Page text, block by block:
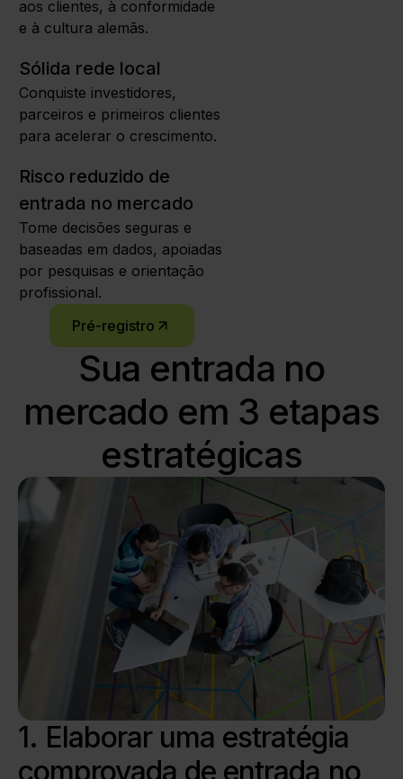
aos clientes, à conformidade
e à cultura alemãs.
Sólida rede local
Conquiste investidores,
parceiros e primeiros clientes
para acelerar o crescimento.
Risco reduzido de
entrada no mercado
Tome decisões seguras e
baseadas em dados, apoiadas
por pesquisas e orientação
profissional.
Pré-registro
Sua entrada no
mercado em 3 etapas
estratégicas
1. Elaborar uma estratégia
comprovada de entrada no